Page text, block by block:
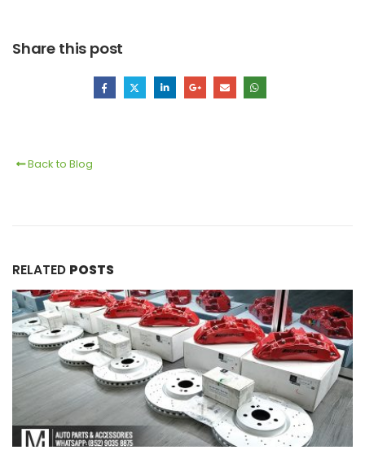
Share this post
Back to Blog
RELATED POSTS